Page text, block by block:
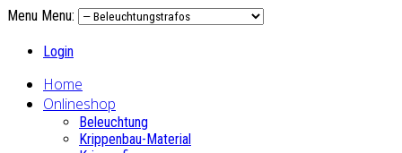
Menu Menu:
Login
Home
Onlineshop
Beleuchtung
Krippenbau-Material